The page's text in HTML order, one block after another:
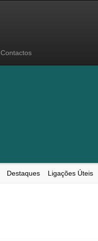
Contactos
Destaques Ligações Úteis